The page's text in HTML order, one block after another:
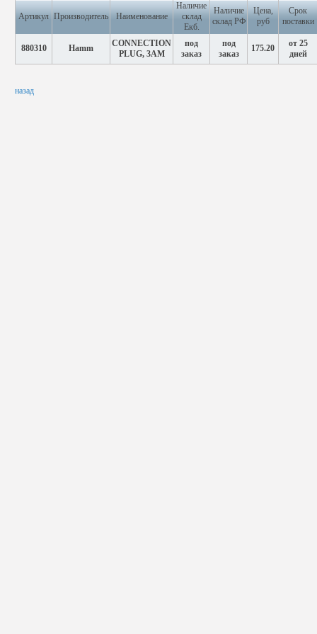
Артикул Производитель Наименование
Наличие
склад
Екб.
Наличие
склад РФ
Цена,
руб
Срок
поставки
880310 Hamm
CONNECTION
PLUG, 3AM
под
заказ
под
заказ
175.20
от 25
дней
назад